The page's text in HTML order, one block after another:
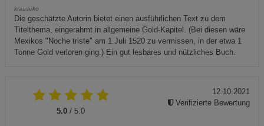
krauseko
Die geschätzte Autorin bietet einen ausführlichen Text zu dem
Titelthema, eingerahmt in allgemeine Gold-Kapitel. (Bei diesen wäre
Mexikos "Noche triste" am 1.Juli 1520 zu vermissen, in der etwa 1
Tonne Gold verloren ging.) Ein gut lesbares und nützliches Buch.
5.0 / 5.0
12.10.2021
Verifizierte Bewertung